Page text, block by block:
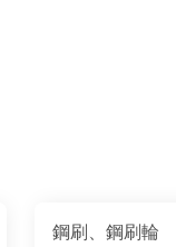
鋼刷、鋼刷輪